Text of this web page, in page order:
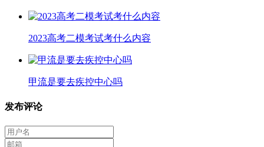
2023高考二模考试考什么内容
甲流是要去疾控中心吗
发布评论